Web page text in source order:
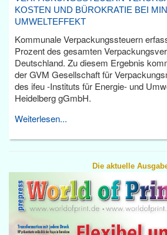
KOSTEN UND BÜROKRATIE BEI
UMWELTEFFEKT
Kommunale Verpackungssteuern
Prozent des gesamten
Deutschland. Zu diesem Ergebnis
der GVM Gesellschaft für
des ifeu -Instituts für Energie- und
Heidelberg gGmbH.
Weiterlesen...
Die aktuelle